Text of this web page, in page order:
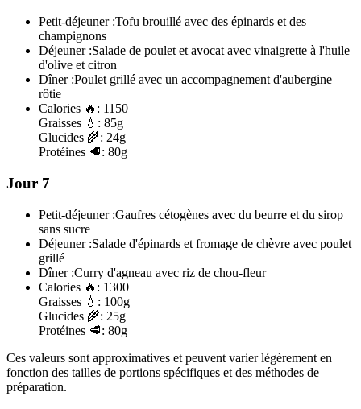
Petit-déjeuner :Tofu brouillé avec des épinards et des
champignons
Déjeuner :Salade de poulet et avocat avec vinaigrette à l'huile
d'olive et citron
Dîner :Poulet grillé avec un accompagnement d'aubergine
rôtie
Calories 🔥: 1150
Graisses 💧: 85g
Glucides 🌾: 24g
Protéines 🥩: 80g
Jour 7
Petit-déjeuner :Gaufres cétogènes avec du beurre et du sirop
sans sucre
Déjeuner :Salade d'épinards et fromage de chèvre avec poulet
grillé
Dîner :Curry d'agneau avec riz de chou-fleur
Calories 🔥: 1300
Graisses 💧: 100g
Glucides 🌾: 25g
Protéines 🥩: 80g
Ces valeurs sont approximatives et peuvent varier légèrement en
fonction des tailles de portions spécifiques et des méthodes de
préparation.